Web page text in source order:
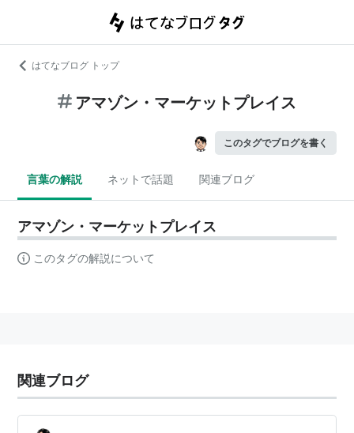
はてなブログ トップ
アマゾン・マーケットプレイス
このタグでブログを書く
言葉の解説 ネットで話題 関連ブログ
アマゾン・マーケットプレイス
このタグの解説について
関連ブログ